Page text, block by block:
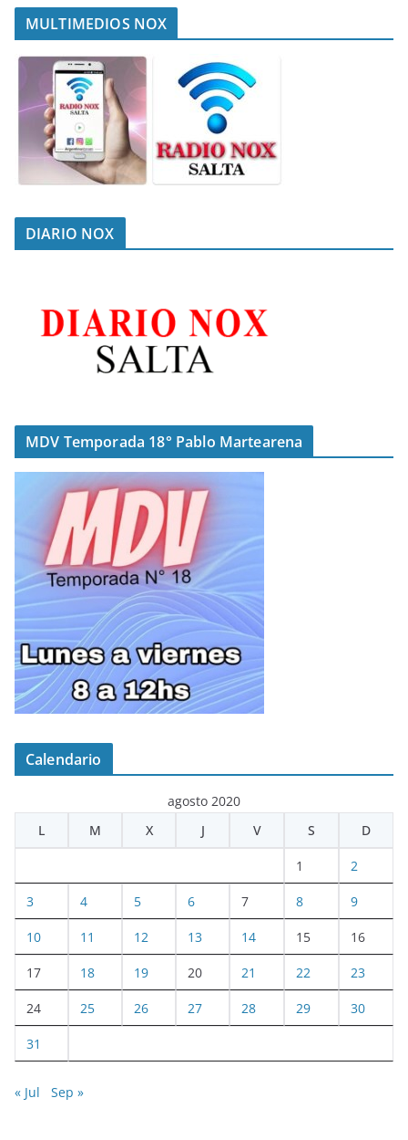
MULTIMEDIOS NOX
DIARIO NOX
MDV Temporada 18° Pablo Martearena
Calendario
agosto 2020
L
M X J V S D
1 2
3 4 5 6 7 8 9
10 11 12 13 14 15 16
17 18 19 20 21 22 23
24 25 26 27 28 29 30
31
« Jul Sep »